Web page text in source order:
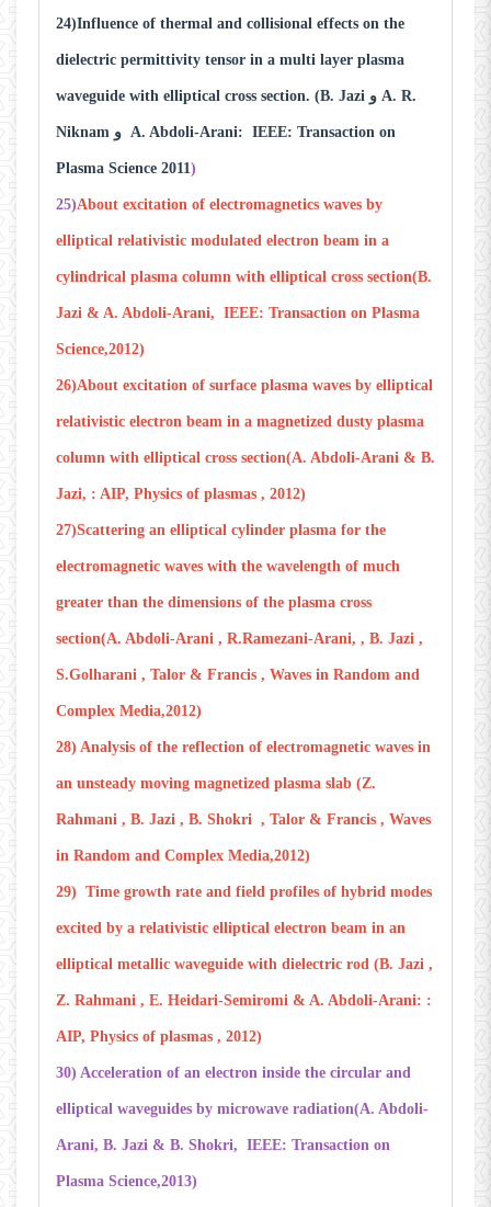
24)Influence of thermal and collisional effects on the
dielectric permittivity tensor in a multi layer plasma
waveguide with elliptical cross section‌. (B. Jazi و A. R.
Niknam و A. Abdoli-Arani: IEEE: Transaction on
Plasma Science 2011)
25)About excitation of electromagnetics waves by
elliptical relativistic modulated electron beam in a
cylindrical plasma column with elliptical cross section(B.
Jazi & A. Abdoli-Arani, IEEE: Transaction on Plasma
Science,2012)
26)About excitation of surface plasma waves by elliptical
relativistic electron beam in a magnetized dusty plasma
column with elliptical cross section(A. Abdoli-Arani & B.
Jazi, : AIP, Physics of plasmas , 2012)
27)Scattering an elliptical cylinder plasma for the
electromagnetic waves with the wavelength of much
greater than the dimensions of the plasma cross
section(A. Abdoli-Arani , R.Ramezani-Arani, , B. Jazi ,
S.Golharani , Talor & Francis , Waves in Random and
Complex Media,2012)
28) Analysis of the reflection of electromagnetic waves in
an unsteady moving magnetized plasma slab (Z.
Rahmani , B. Jazi , B. Shokri , Talor & Francis , Waves
in Random and Complex Media,2012)
29) Time growth rate and field profiles of hybrid modes
excited by a relativistic elliptical electron beam in an
elliptical metallic waveguide with dielectric rod (B. Jazi ,
Z. Rahmani , E. Heidari-Semiromi & A. Abdoli-Arani: :
AIP, Physics of plasmas , 2012)
30) Acceleration of an electron inside the circular and
elliptical waveguides by microwave radiation(A. Abdoli-
Arani, B. Jazi & B. Shokri, IEEE: Transaction on
Plasma Science,2013)